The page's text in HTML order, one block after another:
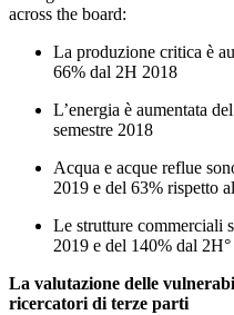
across the board:
La produzione critica è
66% dal 2H 2018
L’energia è aumentata
semestre 2018
Acqua e acque reflue
2019 e del 63% rispetto
Le strutture commerciali
2019 e del 140% dal 2H°
La valutazione delle
ricercatori di terze parti